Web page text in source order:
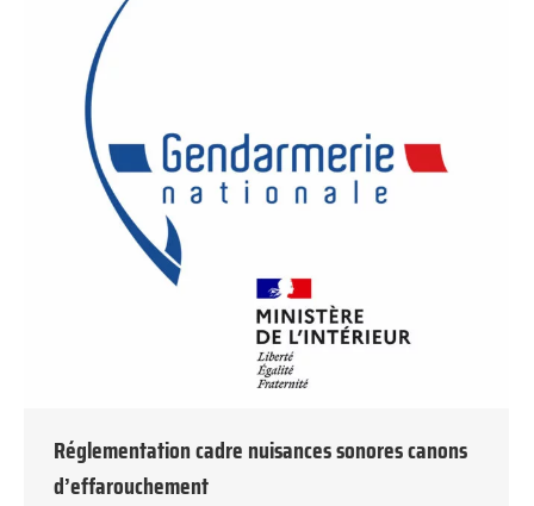
Réglementation cadre nuisances sonores canons
d’effarouchement